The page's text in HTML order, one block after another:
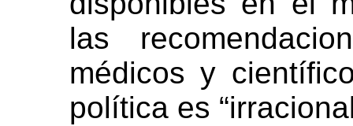
las
médicos y
política es